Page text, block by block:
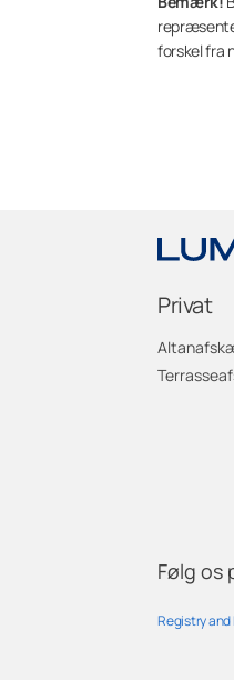
forskel fra
Privat
Følg os
Registry